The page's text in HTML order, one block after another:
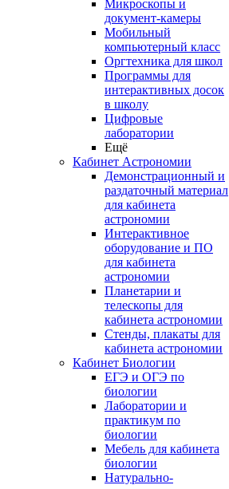
Микроскопы и
документ-камеры
Мобильный
компьютерный класс
Оргтехника для школ
Программы для
интерактивных досок
в школу
Цифровые
лаборатории
Ещё
Кабинет Астрономии
Демонстрационный и
раздаточный материал
для кабинета
астрономии
Интерактивное
оборудование и ПО
для кабинета
астрономии
Планетарии и
телескопы для
кабинета астрономии
Стенды, плакаты для
кабинета астрономии
Кабинет Биологии
ЕГЭ и ОГЭ по
биологии
Лаборатории и
практикум по
биологии
Мебель для кабинета
биологии
Натурально-